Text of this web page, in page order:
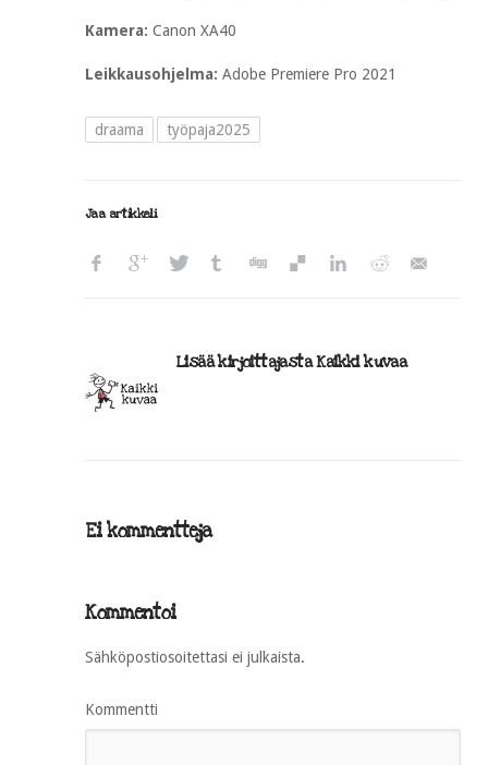
Kamera: Canon XA40
Leikkausohjelma: Adobe Premiere Pro 2021
draama työpaja2025
Jaa artikkeli
Lisää kirjoittajasta Kaikki kuvaa
Ei kommentteja
Kommentoi
Sähköpostiosoitettasi ei julkaista.
Kommentti